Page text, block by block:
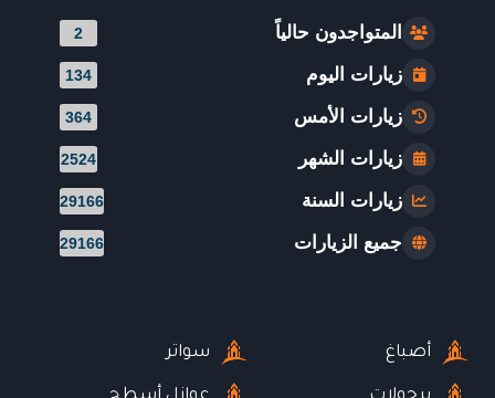
المتواجدون حالياً 2
زيارات اليوم 134
زيارات الأمس 364
زيارات الشهر 2524
زيارات السنة 29166
جميع الزيارات 29166
أصباغ سواتر